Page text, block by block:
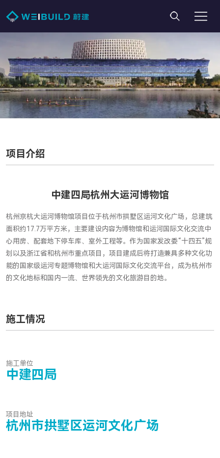
项目介绍
中建四局杭州大运河博物馆
杭州京杭大运河博物馆项目位于杭州市拱墅区运河文化广场，总建筑
面积约17.7万平方米，主要建设内容为博物馆和运河国际文化交流中
心用房、配套地下停车库、室外工程等。作为国家发改委“十四五”规
划以及浙江省和杭州市重点项目，项目建成后将打造兼具多种文化功
能的国家级运河专题博物馆和大运河国际文化交流平台，成为杭州市
的文化地标和国内一流、世界领先的文化旅游目的地。
施工情况
施工单位
中建四局
项目地址
杭州市拱墅区运河文化广场